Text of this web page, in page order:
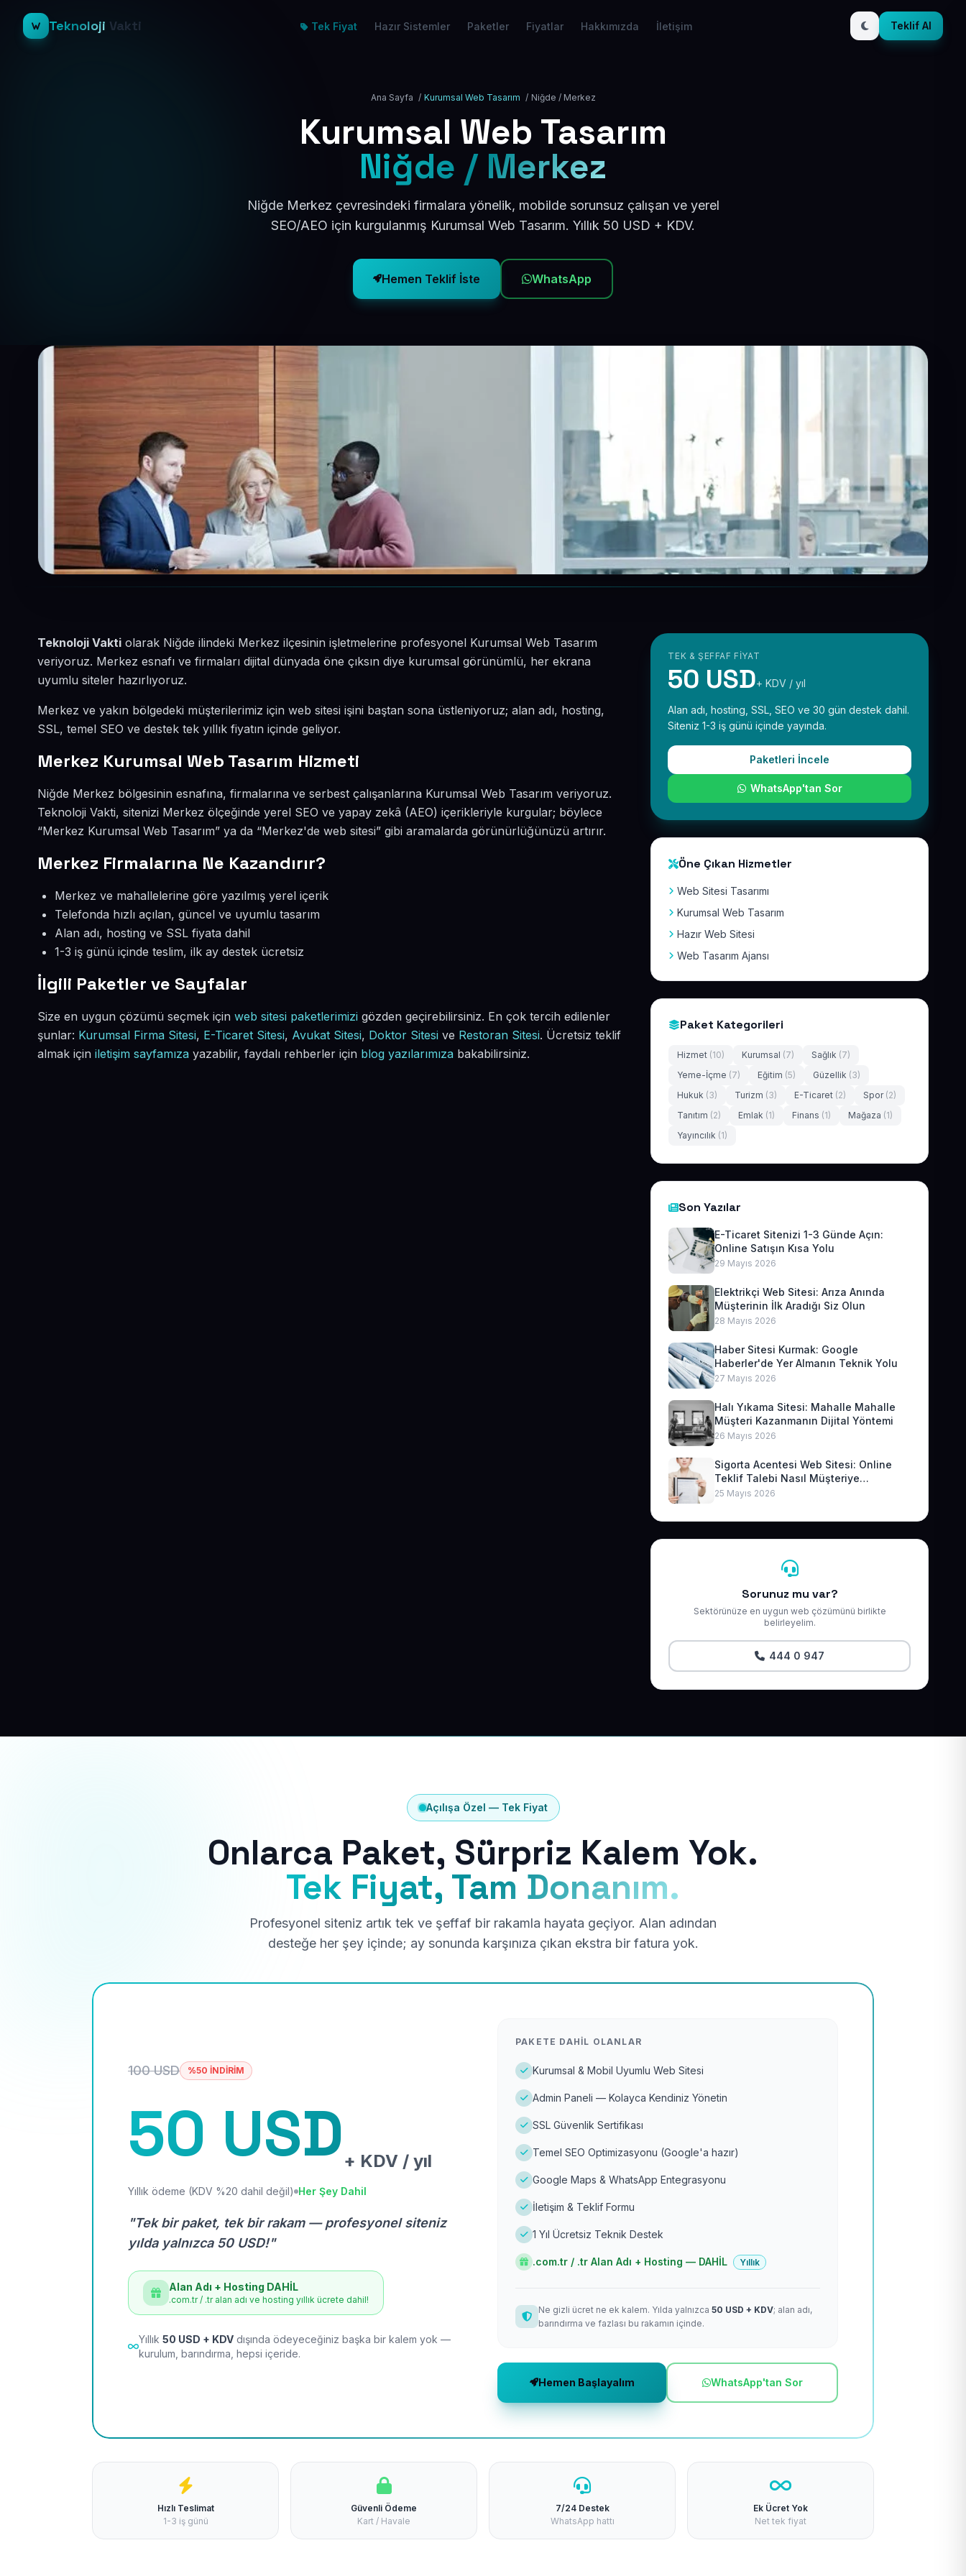
Teknoloji Vakti Tek Fiyat Hazır Sistemler Paketler Fiyatlar Hakkımızda İletişim Teklif Al
Ana Sayfa / Kurumsal Web Tasarım / Niğde / Merkez
Kurumsal Web Tasarım
Niğde / Merkez
Niğde Merkez çevresindeki firmalara yönelik, mobilde sorunsuz çalışan ve yerel
SEO/AEO için kurgulanmış Kurumsal Web Tasarım. Yıllık 50 USD + KDV.
Hemen Teklif İste WhatsApp
Teknoloji Vakti olarak Niğde ilindeki Merkez ilçesinin işletmelerine profesyonel Kurumsal Web Tasarım
veriyoruz. Merkez esnafı ve firmaları dijital dünyada öne çıksın diye kurumsal görünümlü, her ekrana
uyumlu siteler hazırlıyoruz.
Merkez ve yakın bölgedeki müşterilerimiz için web sitesi işini baştan sona üstleniyoruz; alan adı, hosting,
SSL, temel SEO ve destek tek yıllık fiyatın içinde geliyor.
Merkez Kurumsal Web Tasarım Hizmeti
Niğde Merkez bölgesinin esnafına, firmalarına ve serbest çalışanlarına Kurumsal Web Tasarım veriyoruz.
Teknoloji Vakti, sitenizi Merkez ölçeğinde yerel SEO ve yapay zekâ (AEO) içerikleriyle kurgular; böylece
“Merkez Kurumsal Web Tasarım” ya da “Merkez'de web sitesi” gibi aramalarda görünürlüğünüzü artırır.
Merkez Firmalarına Ne Kazandırır?
Merkez ve mahallelerine göre yazılmış yerel içerik
Telefonda hızlı açılan, güncel ve uyumlu tasarım
Alan adı, hosting ve SSL fiyata dahil
1-3 iş günü içinde teslim, ilk ay destek ücretsiz
İlgili Paketler ve Sayfalar
Size en uygun çözümü seçmek için web sitesi paketlerimizi gözden geçirebilirsiniz. En çok tercih edilenler
şunlar: Kurumsal Firma Sitesi, E-Ticaret Sitesi, Avukat Sitesi, Doktor Sitesi ve Restoran Sitesi. Ücretsiz teklif
almak için iletişim sayfamıza yazabilir, faydalı rehberler için blog yazılarımıza bakabilirsiniz.
TEK & ŞEFFAF FIYAT
50 USD+ KDV / yıl
Alan adı, hosting, SSL, SEO ve 30 gün destek dahil.
Siteniz 1-3 iş günü içinde yayında.
Paketleri İncele
WhatsApp'tan Sor
Öne Çıkan Hizmetler
Web Sitesi Tasarımı
Kurumsal Web Tasarım
Hazır Web Sitesi
Web Tasarım Ajansı
Paket Kategorileri
Hizmet (10) Kurumsal (7) Sağlık (7)
Yeme-İçme (7) Eğitim (5) Güzellik (3)
Hukuk (3) Turizm (3) E-Ticaret (2) Spor (2)
Tanıtım (2) Emlak (1) Finans (1) Mağaza (1)
Yayıncılık (1)
Son Yazılar
E-Ticaret Sitenizi 1-3 Günde Açın:
Online Satışın Kısa Yolu
29 Mayıs 2026
Elektrikçi Web Sitesi: Arıza Anında
Müşterinin İlk Aradığı Siz Olun
28 Mayıs 2026
Haber Sitesi Kurmak: Google
Haberler'de Yer Almanın Teknik Yolu
27 Mayıs 2026
Halı Yıkama Sitesi: Mahalle Mahalle
Müşteri Kazanmanın Dijital Yöntemi
26 Mayıs 2026
Sigorta Acentesi Web Sitesi: Online
Teklif Talebi Nasıl Müşteriye
Dönüşür?
25 Mayıs 2026
Sorunuz mu var?
Sektörünüze en uygun web çözümünü birlikte
belirleyelim.
444 0 947
Açılışa Özel — Tek Fiyat
Onlarca Paket, Sürpriz Kalem Yok.
Tek Fiyat, Tam Donanım.
Profesyonel siteniz artık tek ve şeffaf bir rakamla hayata geçiyor. Alan adından
desteğe her şey içinde; ay sonunda karşınıza çıkan ekstra bir fatura yok.
100 USD %50 İNDİRİM
50 USD+ KDV / yıl
Yıllık ödeme (KDV %20 dahil değil) Her Şey Dahil
"Tek bir paket, tek bir rakam — profesyonel siteniz
yılda yalnızca 50 USD!"
Alan Adı + Hosting DAHİL
.com.tr / .tr alan adı ve hosting yıllık ücrete dahil!
Yıllık 50 USD + KDV dışında ödeyeceğiniz başka bir kalem yok —
kurulum, barındırma, hepsi içeride.
PAKETE DAHIL OLANLAR
Kurumsal & Mobil Uyumlu Web Sitesi
Admin Paneli — Kolayca Kendiniz Yönetin
SSL Güvenlik Sertifikası
Temel SEO Optimizasyonu (Google'a hazır)
Google Maps & WhatsApp Entegrasyonu
İletişim & Teklif Formu
1 Yıl Ücretsiz Teknik Destek
.com.tr / .tr Alan Adı + Hosting — DAHİL Yıllık
Ne gizli ücret ne ek kalem. Yılda yalnızca 50 USD + KDV; alan adı,
barındırma ve fazlası bu rakamın içinde.
Hemen Başlayalım WhatsApp'tan Sor
Hızlı Teslimat
1-3 iş günü
Güvenli Ödeme
Kart / Havale
7/24 Destek
WhatsApp hattı
Ek Ücret Yok
Net tek fiyat